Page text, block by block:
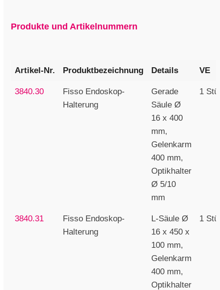
Produkte und Artikelnummern
Artikel-Nr. Produktbezeichnung Details VE
3840.30
Fisso Endoskop-
Halterung
Gerade
Säule Ø
16 x 400
mm,
Gelenkarm
400 mm,
Optikhalter
Ø 5/10
mm
1
3840.31
Fisso Endoskop-
Halterung
L-Säule Ø
16 x 450 x
100 mm,
Gelenkarm
400 mm,
Optikhalter
1